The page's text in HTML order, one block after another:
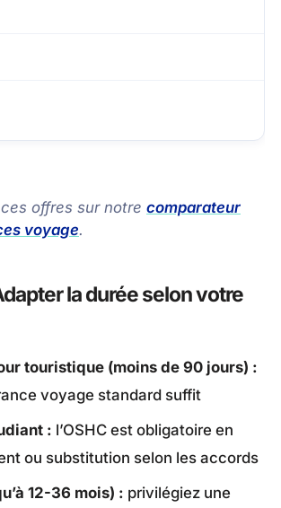
offres sur notre comparateur
voyage.
la durée selon votre
touristique (moins de 90 jours) :
voyage standard suffit
: l’OSHC est obligatoire en
ou substitution selon les accords
12-36 mois) : privilégiez une